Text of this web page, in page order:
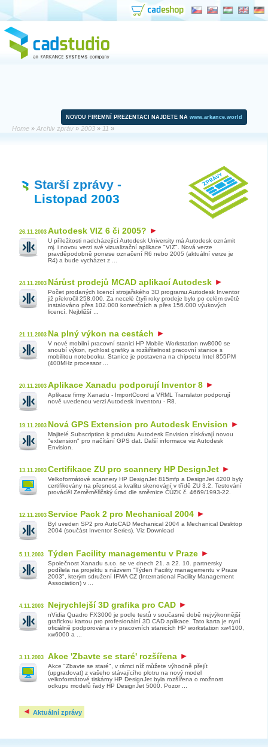
NOVOU FIREMNÍ PREZENTACI NAJDETE NA www.arkance.world
Home » Archiv zpráv » 2003 » 11 »
Starší zprávy -
Listopad 2003
26.11.2003 Autodesk VIZ 6 či 2005?
U příležitosti nadcházející Autodesk University má Autodesk oznámit
mj. i novou verzi své vizualizační aplikace "VIZ". Nová verze
pravděpodobně ponese označení R6 nebo 2005 (aktuální verze je
R4) a bude vycházet z ...
24.11.2003 Nárůst prodejů MCAD aplikací Autodesk
Počet prodaných licencí strojařského 3D programu Autodesk Inventor
již překročil 258.000. Za necelé čtyři roky prodeje bylo po celém světě
instalováno přes 102.000 komerčních a přes 156.000 výukových
licencí. Nejbližší ...
21.11.2003 Na plný výkon na cestách
V nové mobilní pracovní stanici HP Mobile Workstation nw8000 se
snoubí výkon, rychlost grafiky a rozšiřitelnost pracovní stanice s
mobilitou notebooku. Stanice je postavena na chipsetu Intel 855PM
(400MHz processor ...
20.11.2003 Aplikace Xanadu podporují Inventor 8
Aplikace firmy Xanadu - ImportCoord a VRML Translator podporují
nově uvedenou verzi Autodesk Inventoru - R8.
19.11.2003 Nová GPS Extension pro Autodesk Envision
Majitelé Subscription k produktu Autodesk Envision získávají novou
"extension" pro načítání GPS dat. Další informace viz Autodesk
Envision.
13.11.2003 Certifikace ZU pro scannery HP DesignJet
Velkoformátové scannery HP DesignJet 815mfp a DesignJet 4200 byly
certifikovány na přesnost a kvalitu skenování v třídě ZU 3.2. Testování
prováděl Zeměměřičský úrad dle směrnice ČÚZK č. 4669/1993-22.
12.11.2003 Service Pack 2 pro Mechanical 2004
Byl uveden SP2 pro AutoCAD Mechanical 2004 a Mechanical Desktop
2004 (součást Inventor Series). Viz Download
5.11.2003 Týden Facility managementu v Praze
Společnost Xanadu s.r.o. se ve dnech 21. a 22. 10. partnersky
podílela na projektu s názvem "Týden Facility managementu v Praze
2003", kterým sdružení IFMA CZ (International Facility Management
Association) v ...
4.11.2003 Nejrychlejší 3D grafika pro CAD
nVidia Quadro FX3000 je podle testů v současné době nejvýkonnější
grafickou kartou pro profesionální 3D CAD aplikace. Tato karta je nyní
oficiálně podporována i v pracovních stanicích HP workstation xw4100,
xw6000 a ...
3.11.2003 Akce 'Zbavte se staré' rozšířena
Akce "Zbavte se staré", v rámci níž můžete výhodně přejít
(upgradovat) z vašeho stávajícího plotru na nový model
velkoformátové tiskárny HP DesignJet byla rozšířena o možnost
odkupu modelů řady HP DesignJet 5000. Pozor ...
Aktuální zprávy